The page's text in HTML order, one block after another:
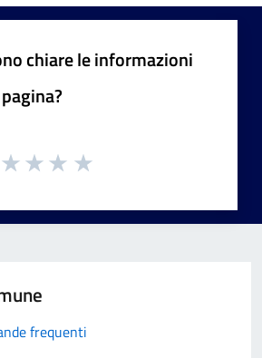
chiare le informazioni
frequenti